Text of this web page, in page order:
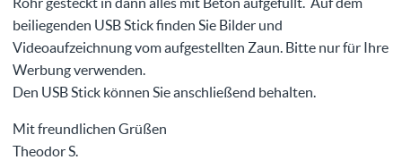
beiliegenden USB Stick finden Sie Bilder und
Videoaufzeichnung vom aufgestellten Zaun. Bitte nur für Ihre
Werbung verwenden.
Den USB Stick können Sie anschließend behalten.
Mit freundlichen Grüßen
Theodor S.